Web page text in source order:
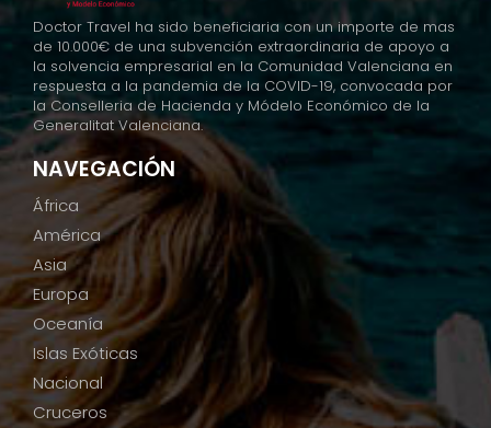
Doctor Travel ha sido beneficiaria con un importe de mas
de 10.000€ de una subvención extraordinaria de apoyo a
la solvencia empresarial en la Comunidad Valenciana en
respuesta a la pandemia de la COVID-19, convocada por
la Conselleria de Hacienda y Módelo Económico de la
Generalitat Valenciana.
NAVEGACIÓN
África
América
Asia
Europa
Oceanía
Islas Exóticas
Nacional
Cruceros